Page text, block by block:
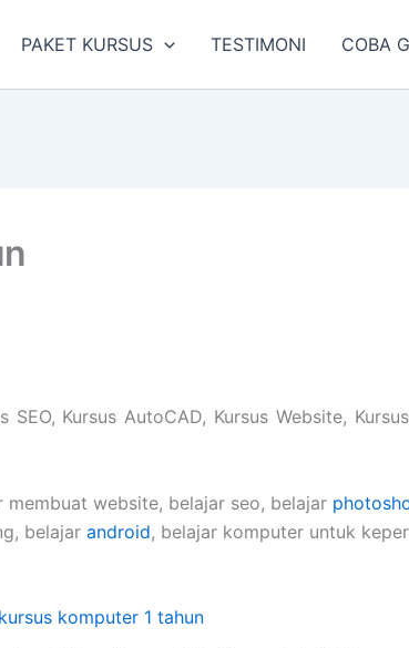
PAKET KURSUS TESTIMONI COBA
Kursus AutoCAD, Kursus Website,
website, belajar seo, belajar
belajar android, belajar komputer untuk